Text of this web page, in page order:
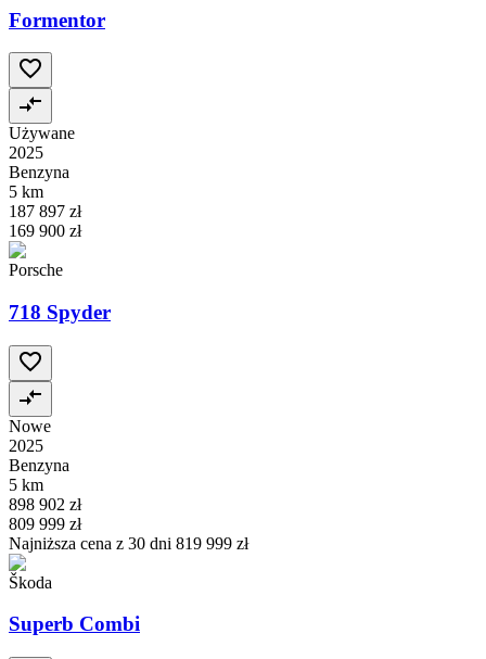
Formentor
Używane
2025
Benzyna
5 km
187 897 zł
169 900 zł
Porsche
718 Spyder
Nowe
2025
Benzyna
5 km
898 902 zł
809 999 zł
Najniższa cena z 30 dni 819 999 zł
Škoda
Superb Combi